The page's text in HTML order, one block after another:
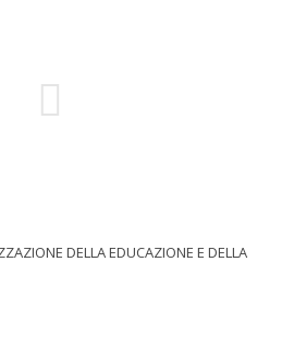
DELLA EDUCAZIONE E DELLA